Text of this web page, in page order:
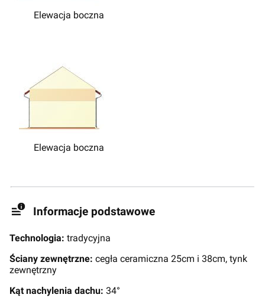
Elewacja boczna
Elewacja boczna
Informacje podstawowe
Technologia: tradycyjna
Ściany zewnętrzne: cegła ceramiczna 25cm i 38cm, tynk
zewnętrzny
Kąt nachylenia dachu: 34°